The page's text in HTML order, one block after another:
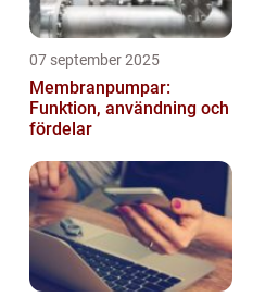
07 september 2025
Membranpumpar:
Funktion, användning och
fördelar